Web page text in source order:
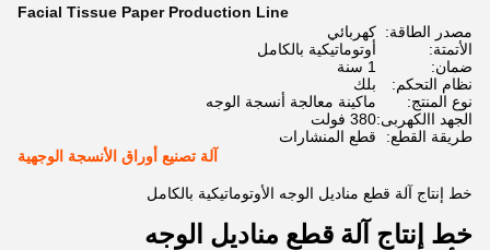
Facial Tissue Paper Production Line
مصدر الطاقة: كهربائي
الأتمتة:
أوتوماتيكية بالكامل
ضمان:
1 سنة
نظام التحكم:
بلك
نوع المنتج:
ماكينة معالجة أنسجة الوجه
الجهد االكهربى:380 فولت
طريقة القطع:
قطع المنشارات
آلة تصنيع أوراق الأنسجة الوجهية
خط إنتاج آلة قطع مناديل الوجه الأوتوماتيكية بالكامل
خط إنتاج آلة قطع مناديل الوجه